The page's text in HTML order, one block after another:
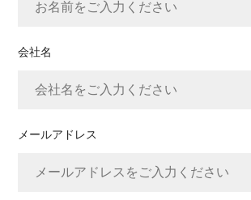
会社名
メールアドレス